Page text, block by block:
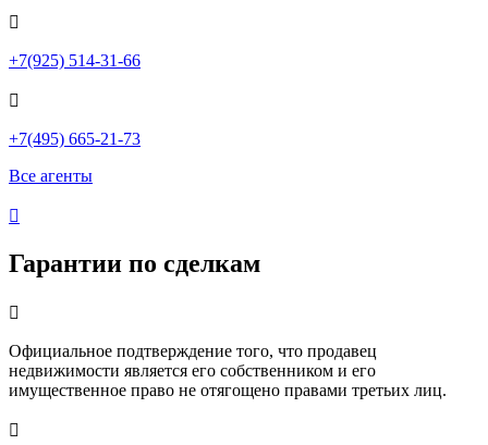

+7(925) 514-31-66

+7(495) 665-21-73
Все агенты

Гарантии по сделкам

Официальное подтверждение того, что продавец
недвижимости является его собственником и его
имущественное право не отягощено правами третьих лиц.
